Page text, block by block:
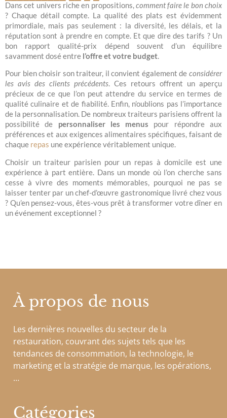
Dans cet univers riche en propositions,comment faire le bon choix
? Chaque détail compte. La qualité des plats est évidemment
primordiale, mais pas seulement : la diversité, les délais, et la
réputation sont à prendre en compte. Et que dire des tarifs ? Un
bon rapport qualité-prix dépend souvent d’un équilibre
savamment dosé entre l’offre et votre budget.
Pour bien choisir son traiteur, il convient également de considérer
les avis des clients précédents. Ces retours offrent un aperçu
précieux de ce que l’on peut attendre du service en termes de
qualité culinaire et de fiabilité. Enfin, n’oublions pas l’importance
de la personnalisation. De nombreux traiteurs parisiens offrent la
possibilité de personnaliser les menus pour répondre aux
préférences et aux exigences alimentaires spécifiques, faisant de
chaque repas une expérience véritablement unique.
Choisir un traiteur parisien pour un repas à domicile est une
expérience à part entière. Dans un monde où l’on cherche sans
cesse à vivre des moments mémorables, pourquoi ne pas se
laisser tenter par un chef-d’œuvre gastronomique livré chez vous
? Qu’en pensez-vous, êtes-vous prêt à transformer votre dîner en
un événement exceptionnel ?
À propos de nous
Les dernières nouvelles du secteur de la
restauration, couvrant des sujets tels que les
tendances de consommation, la technologie, le
marketing et la stratégie de marque, les opérations,
…
Catégories